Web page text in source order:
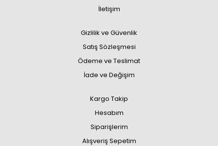
İletişim
Gizlilik ve Güvenlik
Satış Sözleşmesi
Ödeme ve Teslimat
İade ve Değişim
Kargo Takip
Hesabım
Siparişlerim
Alışveriş Sepetim